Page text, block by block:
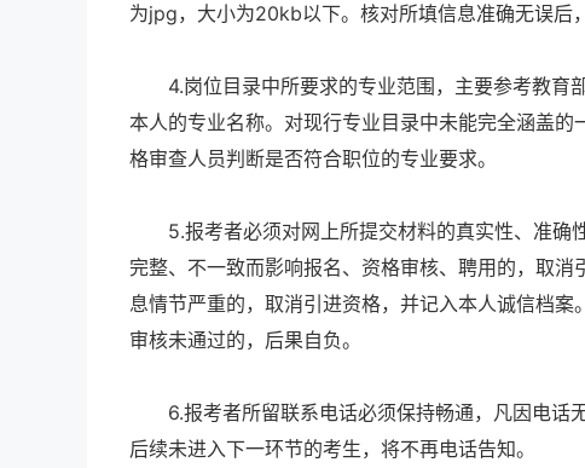
为jpg，大小为20kb以下。核对所填信息准确无误后
4.岗位目录中所要求的专业范围，主要参考教育
本人的专业名称。对现行专业目录中未能完全涵盖
格审查人员判断是否符合职位的专业要求。
5.报考者必须对网上所提交材料的真实性、准确
完整、不一致而影响报名、资格审核、聘用的，取
息情节严重的，取消引进资格，并记入本人诚信档
审核未通过的，后果自负。
6.报考者所留联系电话必须保持畅通，凡因电话
后续未进入下一环节的考生，将不再电话告知。